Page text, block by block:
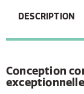
DESCRIPTION
Conception